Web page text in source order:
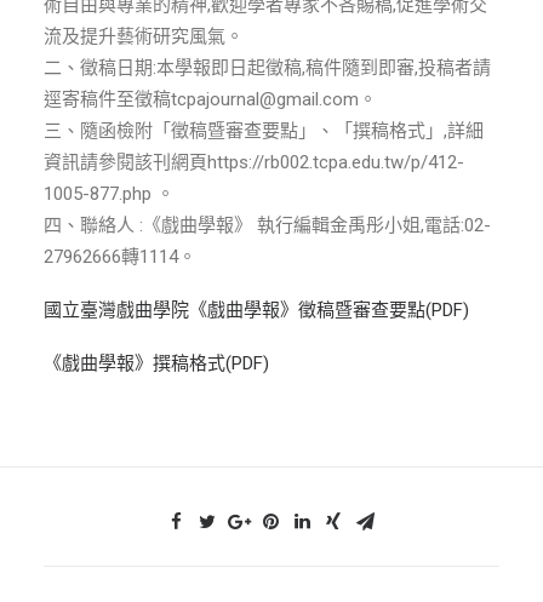
ENGLISH
搜尋
術自由與專業的精神,歡迎學者專家不吝賜稿,促進學術交
流及提升藝術研究風氣。
二、徵稿日期:本學報即日起徵稿,稿件隨到即審,投稿者請
逕寄稿件至徵稿tcpajournal@gmail.com。
三、隨函檢附「徵稿暨審查要點」、「撰稿格式」,詳細
資訊請參閱該刊網頁https://rb002.tcpa.edu.tw/p/412-
1005-877.php 。
四、聯絡人 :《戲曲學報》 執行編輯金禹彤小姐,電話:02-
27962666轉1114。
國立臺灣戲曲學院《戲曲學報》徵稿暨審查要點(PDF)
《戲曲學報》撰稿格式(PDF)